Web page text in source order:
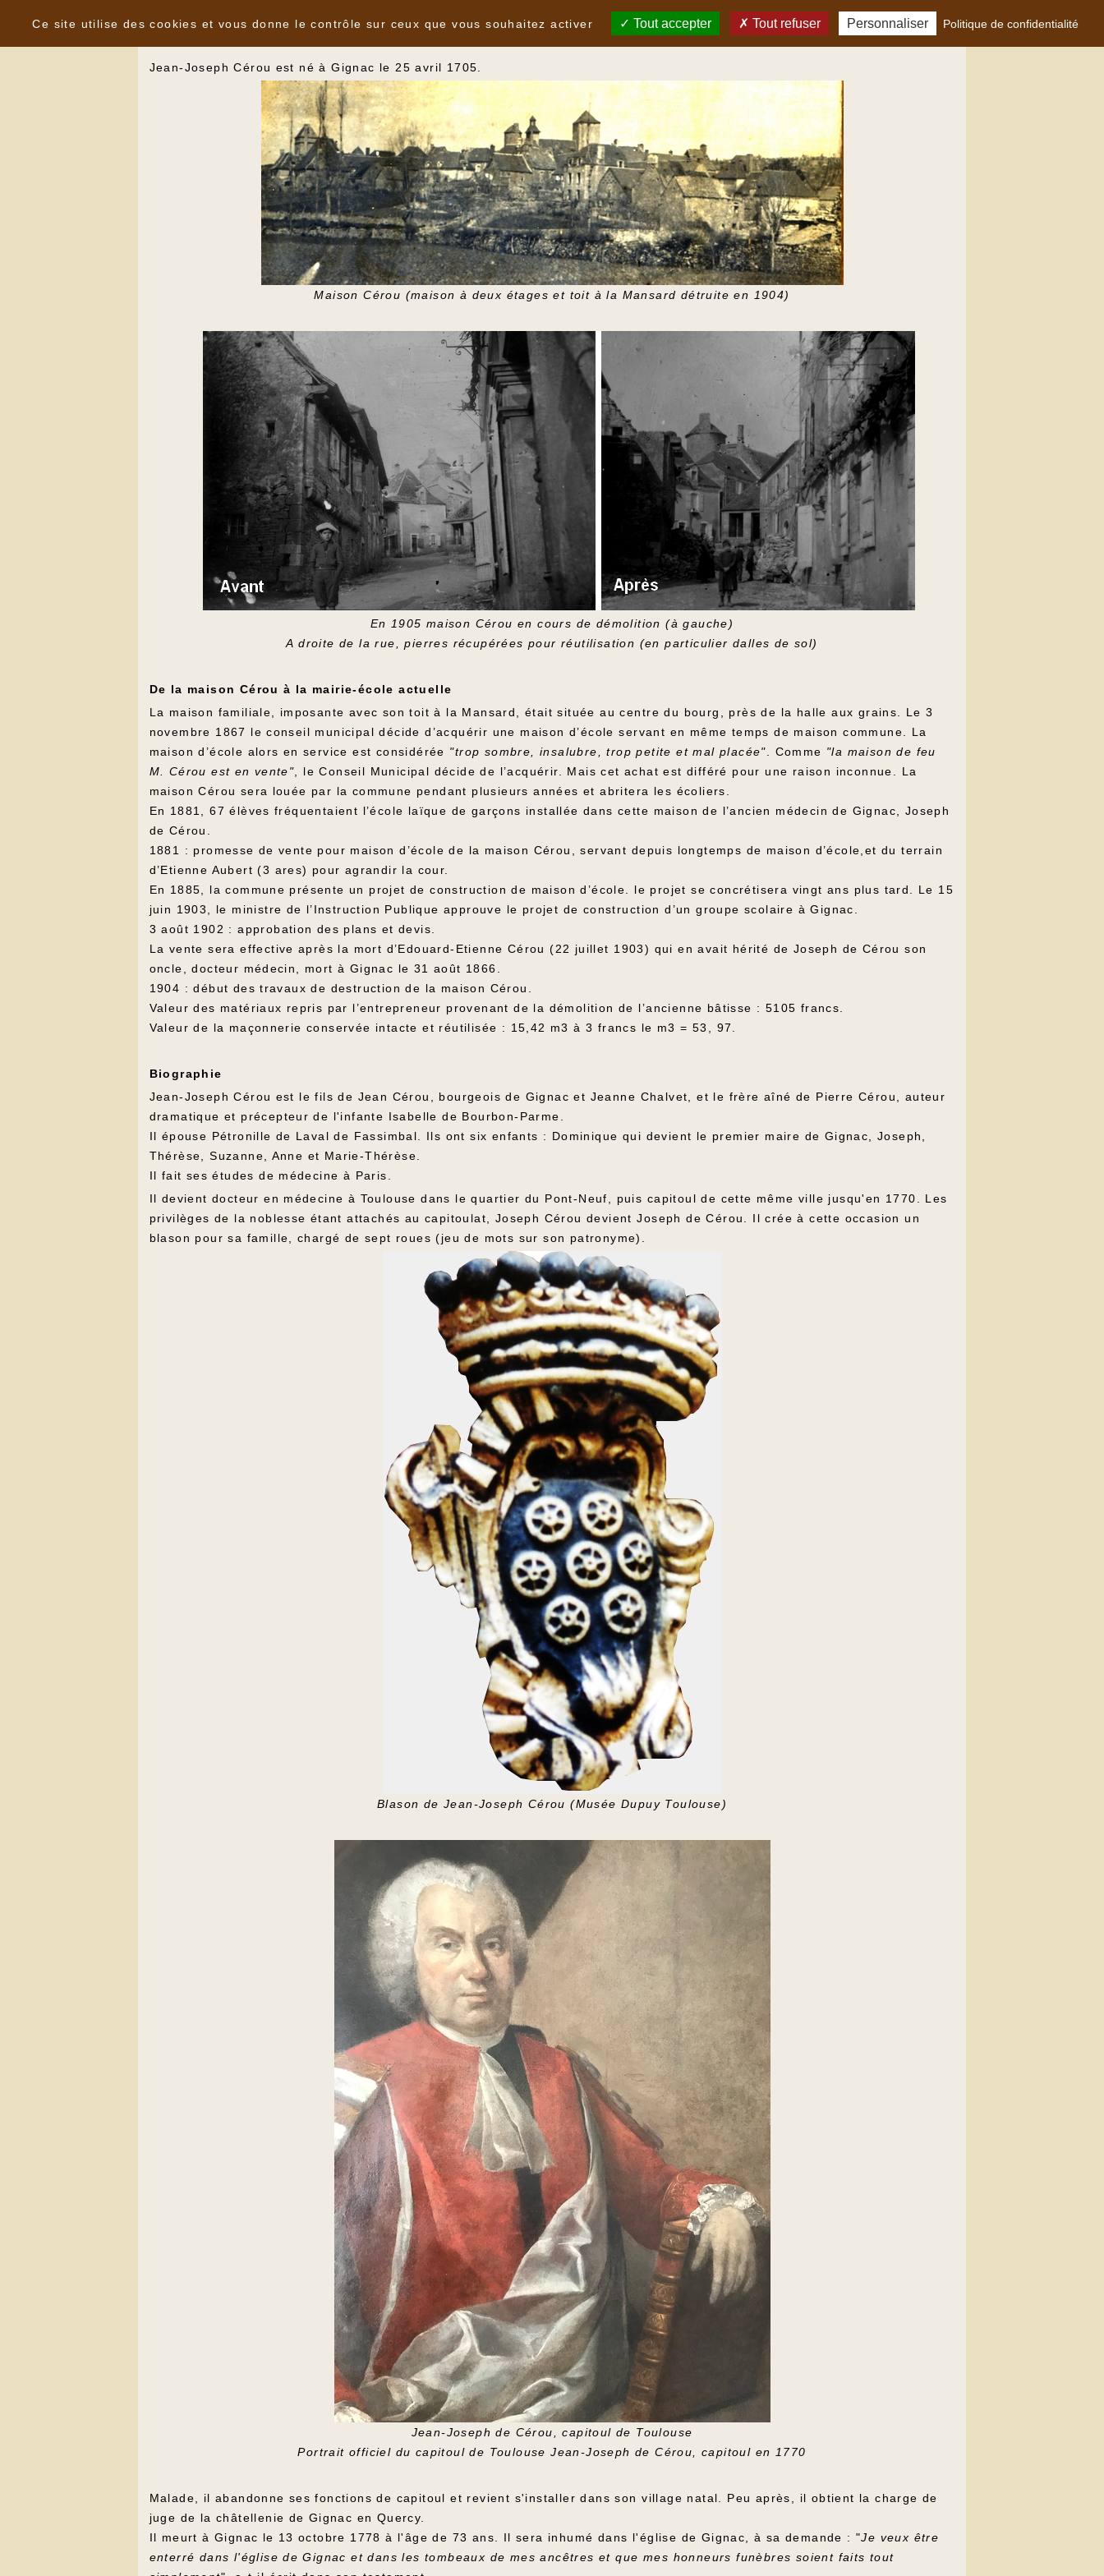
Jean Joseph Cérou
Jean-Joseph Cérou est né à Gignac le 25 avril 1705.
Maison Cérou (maison à deux étages et toit à la Mansard détruite en 1904)
En 1905 maison Cérou en cours de démolition (à gauche)
A droite de la rue, pierres récupérées pour réutilisation (en particulier dalles de sol)
De la maison Cérou à la mairie-école actuelle
La maison familiale, imposante avec son toit à la Mansard, était située au centre du bourg, près de la halle aux grains. Le 3
novembre 1867 le conseil municipal décide d’acquérir une maison d’école servant en même temps de maison commune. La
maison d’école alors en service est considérée "trop sombre, insalubre, trop petite et mal placée" . Comme "la maison de feu
M. Cérou est en vente" , le Conseil Municipal décide de l’acquérir. Mais cet achat est différé pour une raison inconnue. La
maison Cérou sera louée par la commune pendant plusieurs années et abritera les écoliers.
En 1881, 67 élèves fréquentaient l’école laïque de garçons installée dans cette maison de l’ancien médecin de Gignac, Joseph
de Cérou.
1881 : promesse de vente pour maison d’école de la maison Cérou, servant depuis longtemps de maison d’école,et du terrain
d’Etienne Aubert (3 ares) pour agrandir la cour.
En 1885, la commune présente un projet de construction de maison d’école. le projet se concrétisera vingt ans plus tard. Le 15
juin 1903, le ministre de l’Instruction Publique approuve le projet de construction d’un groupe scolaire à Gignac.
3 août 1902 : approbation des plans et devis.
La vente sera effective après la mort d’Edouard-Etienne Cérou (22 juillet 1903) qui en avait hérité de Joseph de Cérou son
oncle, docteur médecin, mort à Gignac le 31 août 1866.
1904 : début des travaux de destruction de la maison Cérou.
Valeur des matériaux repris par l’entrepreneur provenant de la démolition de l’ancienne bâtisse : 5105 francs.
Valeur de la maçonnerie conservée intacte et réutilisée : 15,42 m3 à 3 francs le m3 = 53, 97.
Biographie
Jean-Joseph Cérou est le fils de Jean Cérou, bourgeois de Gignac et Jeanne Chalvet, et le frère aîné de Pierre Cérou, auteur
dramatique et précepteur de l'infante Isabelle de Bourbon-Parme.
Il épouse Pétronille de Laval de Fassimbal. Ils ont six enfants : Dominique qui devient le premier maire de Gignac, Joseph,
Thérèse, Suzanne, Anne et Marie-Thérèse.
Il fait ses études de médecine à Paris.
Il devient docteur en médecine à Toulouse dans le quartier du Pont-Neuf, puis capitoul de cette même ville jusqu'en 1770. Les
privilèges de la noblesse étant attachés au capitoulat, Joseph Cérou devient Joseph de Cérou. Il crée à cette occasion un
blason pour sa famille, chargé de sept roues (jeu de mots sur son patronyme).
Blason de Jean-Joseph Cérou (Musée Dupuy Toulouse)
Jean-Joseph de Cérou, capitoul de Toulouse
Portrait officiel du capitoul de Toulouse Jean-Joseph de Cérou, capitoul en 1770
Malade, il abandonne ses fonctions de capitoul et revient s'installer dans son village natal. Peu après, il obtient la charge de
juge de la châtellenie de Gignac en Quercy.
Il meurt à Gignac le 13 octobre 1778 à l'âge de 73 ans. Il sera inhumé dans l'église de Gignac, à sa demande : "Je veux être
enterré dans l'église de Gignac et dans les tombeaux de mes ancêtres et que mes honneurs funèbres soient faits tout
Ce site utilise des cookies et vous donne le contrôle sur ceux que vous souhaitez activer
Tout accepter Tout refuser Personnaliser Politique de confidentialité